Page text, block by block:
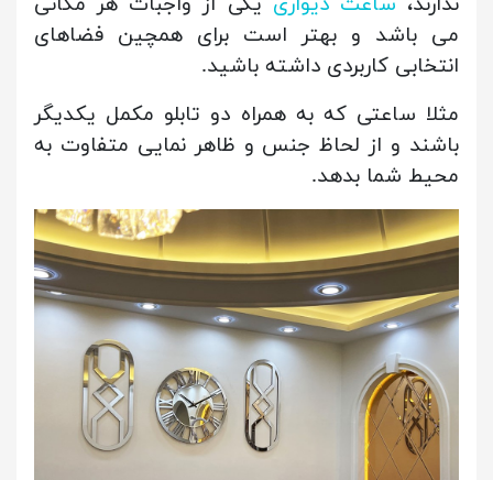
می باشد و بهتر است برای همچین فضاهای
انتخابی کاربردی داشته باشید.
مثلا ساعتی که به همراه دو تابلو مکمل یکدیگر
باشند و از لحاظ جنس و ظاهر نمایی متفاوت به
محیط شما بدهد.